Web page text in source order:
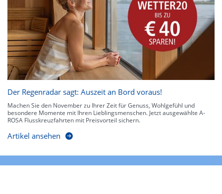
Der Regenradar sagt: Auszeit an Bord voraus!
Machen Sie den November zu Ihrer Zeit für Genuss, Wohlgefühl und
besondere Momente mit Ihren Lieblingsmenschen. Jetzt ausgewählte A-
ROSA Flusskreuzfahrten mit Preisvorteil sichern.
Artikel ansehen